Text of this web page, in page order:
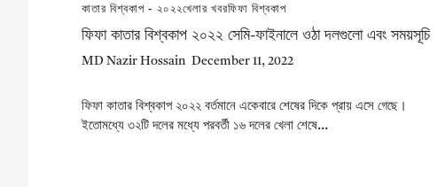
কাতার বিশ্বকাপ - ২০২২খেলার খবরফিফা বিশ্বকাপ
ফিফা কাতার বিশ্বকাপ ২০২২ সেমি-ফাইনালে ওঠা দলগুলো এবং সময়সূচি
MD Nazir Hossain December 11, 2022
ফিফা কাতার বিশ্বকাপ ২০২২ বর্তমানে একেবারে শেষের দিকে প্রায় এসে গেছে।
ইতোমধ্যে ৩২টি দলের মধ্যে পরবর্তী ১৬ দলের খেলা শেষে...